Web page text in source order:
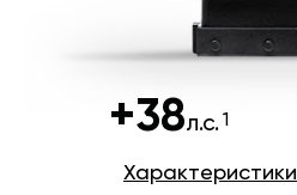
+38л.с.
Характеристики